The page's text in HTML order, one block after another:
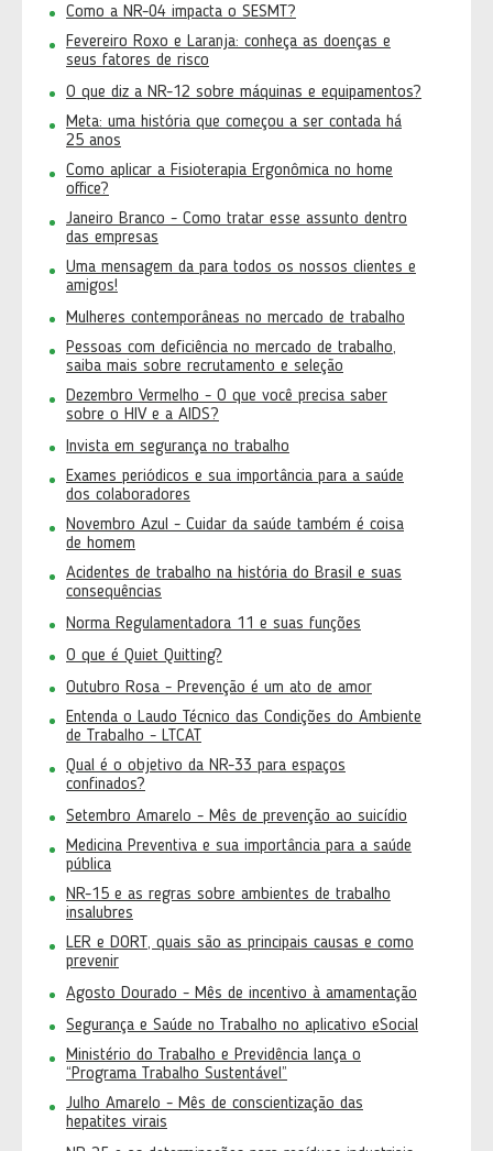
Como a NR-04 impacta o SESMT?
Fevereiro Roxo e Laranja: conheça as doenças e
seus fatores de risco
O que diz a NR-12 sobre máquinas e equipamentos?
Meta: uma história que começou a ser contada há
25 anos
Como aplicar a Fisioterapia Ergonômica no home
office?
Janeiro Branco - Como tratar esse assunto dentro
das empresas
Uma mensagem da para todos os nossos clientes e
amigos!
Mulheres contemporâneas no mercado de trabalho
Pessoas com deficiência no mercado de trabalho,
saiba mais sobre recrutamento e seleção
Dezembro Vermelho - O que você precisa saber
sobre o HIV e a AIDS?
Invista em segurança no trabalho
Exames periódicos e sua importância para a saúde
dos colaboradores
Novembro Azul - Cuidar da saúde também é coisa
de homem
Acidentes de trabalho na história do Brasil e suas
consequências
Norma Regulamentadora 11 e suas funções
O que é Quiet Quitting?
Outubro Rosa - Prevenção é um ato de amor
Entenda o Laudo Técnico das Condições do Ambiente
de Trabalho - LTCAT
Qual é o objetivo da NR-33 para espaços
confinados?
Setembro Amarelo - Mês de prevenção ao suicídio
Medicina Preventiva e sua importância para a saúde
pública
NR-15 e as regras sobre ambientes de trabalho
insalubres
LER e DORT, quais são as principais causas e como
prevenir
Agosto Dourado - Mês de incentivo à amamentação
Segurança e Saúde no Trabalho no aplicativo eSocial
Ministério do Trabalho e Previdência lança o
“Programa Trabalho Sustentável”
Julho Amarelo - Mês de conscientização das
hepatites virais